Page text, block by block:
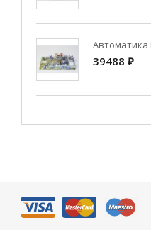
Автоматика
39488 ₽